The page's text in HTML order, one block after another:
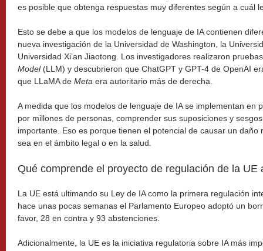
es posible que obtenga respuestas muy diferentes según a cuál
Esto se debe a que los modelos de lenguaje de IA contienen
nueva investigación de la Universidad de Washington, la
Universidad Xi’an Jiaotong. Los investigadores realizaron
Model(LLM) y descubrieron que ChatGPT y GPT-4 de OpenAI
que LLaMA de Meta era autoritario más de derecha.
A medida que los modelos de lenguaje de IA se implementan en
por millones de personas, comprender sus suposiciones y
importante. Eso es porque tienen el potencial de causar un daño
sea en el ámbito legal o en la salud.
Qué comprende el proyecto de regulación de la UE
La UE está ultimando su Ley de IA como la primera regulación
hace unas pocas semanas el Parlamento Europeo adoptó un
favor, 28 en contra y 93 abstenciones.
Adicionalmente, la UE es la iniciativa regulatoria sobre IA más